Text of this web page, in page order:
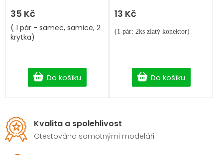
z
hvězdiček.
35 Kč
Do košíku
( 1 pár - samec, samice, 2
krytka)
13 Kč
Do košíku
(1 pár: 2ks zlatý konektor)
Kvalita a spolehlivost
Otestováno samotnými modeláři